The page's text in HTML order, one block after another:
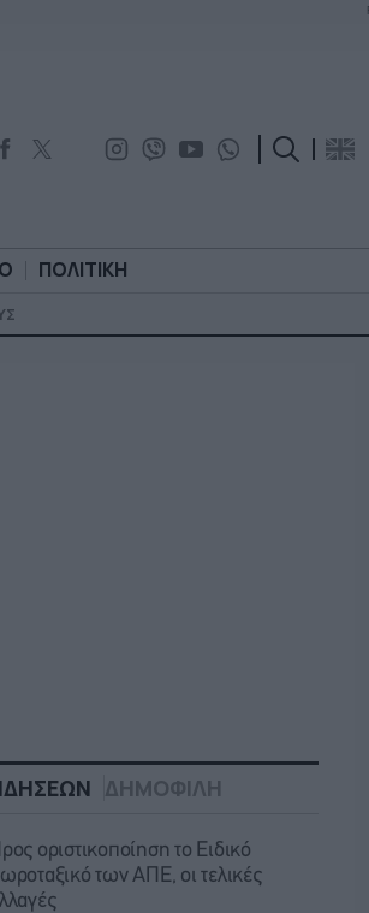
ΠΟΛΙΤΙΚΗ
ΔΗΜΟΦΙΛΗ
οριστικοποίηση το Ειδικό
των ΑΠΕ, οι τελικές